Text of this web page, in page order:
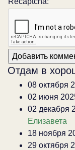
Отдам в
08 октября
02 июня
02 декабря
Елизавета
18 ноября
29 октября